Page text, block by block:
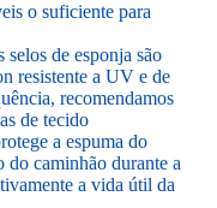
o suficiente para
de esponja são
resistente a UV e de
recomendamos
de tecido
a espuma do
caminhão durante a
a vida útil da